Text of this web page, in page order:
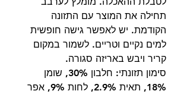
תחילה את המוצר עם התזונה
הקודמת. יש לאפשר גישה חופשית
למים נקיים וטריים. לשמור במקום
קריר ויבש באריזה סגורה.
סימון תזונתי: חלבון 30%, שומן
18%, תאית 2.9%, לחות 9%, אפר